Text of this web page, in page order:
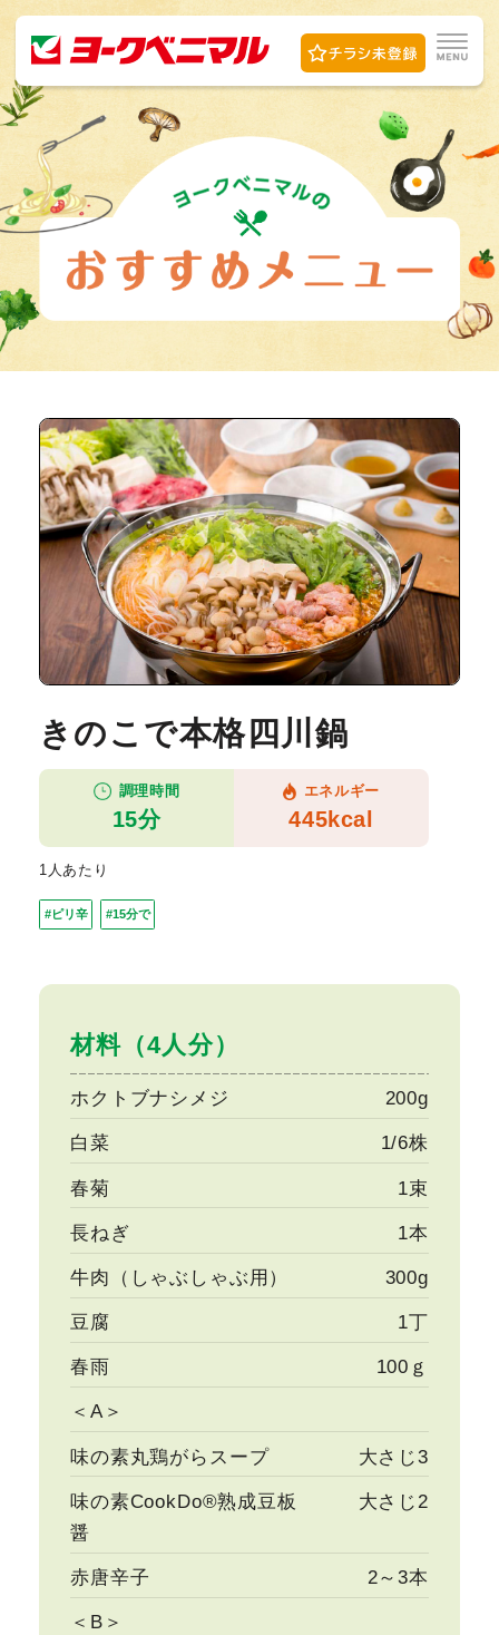
材料（4人分）
ホクトブナシメジ 200g
白菜 1/6株
春菊 1束
長ねぎ 1本
牛肉（しゃぶしゃぶ用） 300g
豆腐 1丁
春雨 100ｇ
＜A＞
味の素丸鶏がらスープ 大さじ3
味の素CookDo®熟成豆板
醤
大さじ2
赤唐辛子 2～3本
＜B＞
きのこで本格四川鍋
調理時間
15分
エネルギー
445kcal
1人あたり
#ピリ辛 #15分で